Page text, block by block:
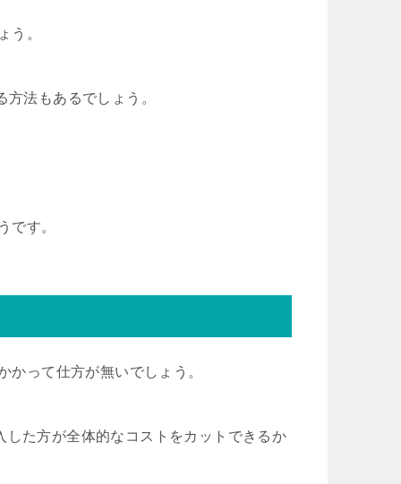
う。
法もあるでしょう。
です。
って仕方が無いでしょう。
た方が全体的なコストをカットできるか